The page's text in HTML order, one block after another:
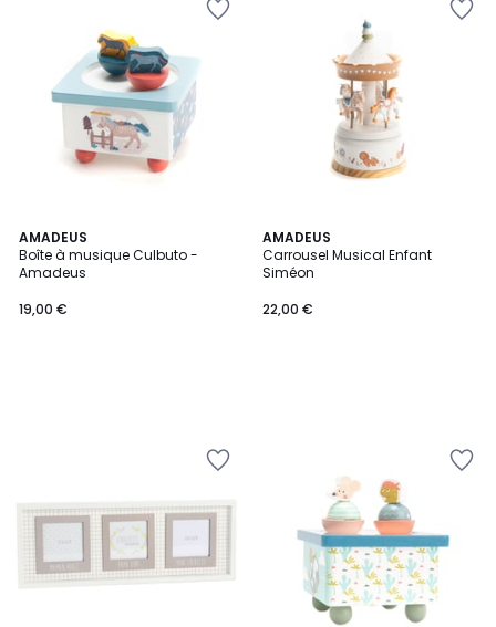
AMADEUS
Boîte à musique Culbuto -
Amadeus
19,00 €
AMADEUS
Carrousel Musical Enfant
Siméon
22,00 €